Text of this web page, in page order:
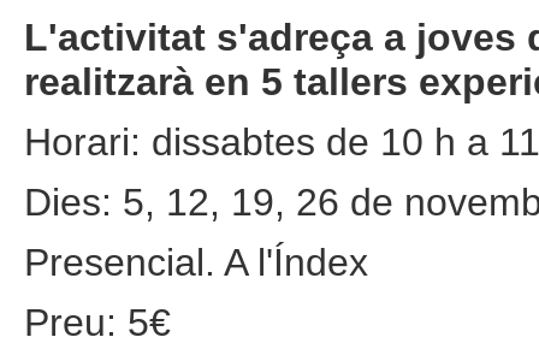
L'activitat s'adreça a joves
realitzarà en 5 tallers
Horari: dissabtes de 10 h a
Dies: 5, 12, 19, 26 de
Presencial. A l'Índex
Preu: 5€